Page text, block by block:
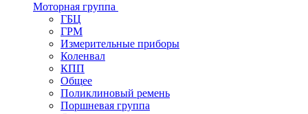
Моторная группа
ГБЦ
ГРМ
Измерительные приборы
Коленвал
КПП
Общее
Поликлиновый ремень
Поршневая группа